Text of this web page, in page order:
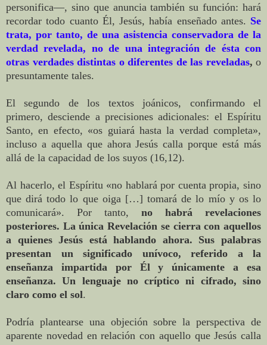
personifica—, sino que anuncia también su función: hará
recordar todo cuanto Él, Jesús, había enseñado antes. Se
trata, por tanto, de una asistencia conservadora de la
verdad revelada, no de una integración de ésta con
otras verdades distintas o diferentes de las reveladas, o
presuntamente tales.
El segundo de los textos joánicos, confirmando el
primero, desciende a precisiones adicionales: el Espíritu
Santo, en efecto, «os guiará hasta la verdad completa»,
incluso a aquella que ahora Jesús calla porque está más
allá de la capacidad de los suyos (16,12).
Al hacerlo, el Espíritu «no hablará por cuenta propia, sino
que dirá todo lo que oiga […] tomará de lo mío y os lo
comunicará». Por tanto, no habrá revelaciones
posteriores. La única Revelación se cierra con aquellos
a quienes Jesús está hablando ahora. Sus palabras
presentan un significado unívoco, referido a la
enseñanza impartida por Él y únicamente a esa
enseñanza. Un lenguaje no críptico ni cifrado, sino
claro como el sol.
Podría plantearse una objeción sobre la perspectiva de
aparente novedad en relación con aquello que Jesús calla